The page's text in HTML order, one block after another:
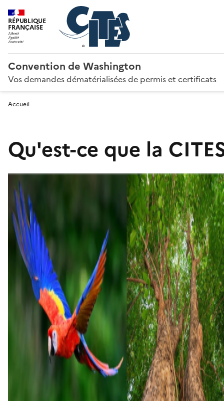
RÉPUBLIQUE
FRANÇAISE
Convention de Washington
Vos demandes dématérialisées de permis et certificats
Accueil
Qu'est-ce que la